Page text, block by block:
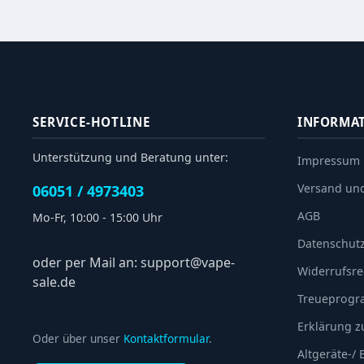
SERVICE-HOTLINE
Unterstützung und Beratung unter:
06051 / 4973403
Mo-Fr, 10:00 - 15:00 Uhr
oder per Mail an: support@vape-
sale.de
Oder über unser Kontaktformular.
Impressum
Versand
AGB
Datenschutz
Erklärung
Altgeräte-/